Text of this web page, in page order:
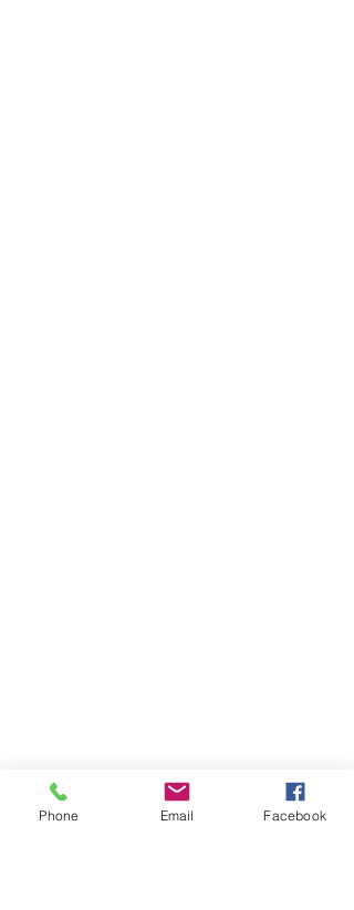
Phone Email Facebook